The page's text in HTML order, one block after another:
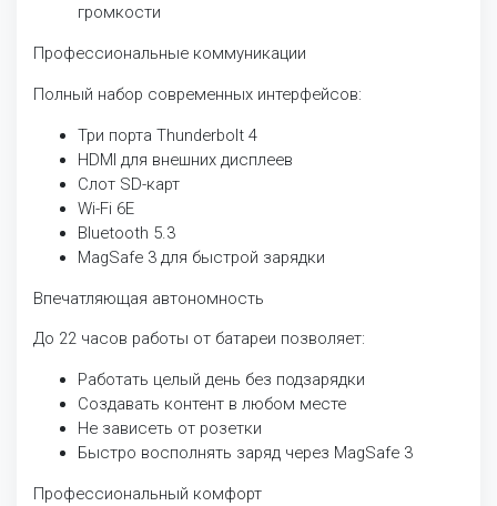
громкости
Профессиональные коммуникации
Полный набор современных интерфейсов:
Три порта Thunderbolt 4
HDMI для внешних дисплеев
Слот SD-карт
Wi-Fi 6E
Bluetooth 5.3
MagSafe 3 для быстрой зарядки
Впечатляющая автономность
До 22 часов работы от батареи позволяет:
Работать целый день без подзарядки
Создавать контент в любом месте
Не зависеть от розетки
Быстро восполнять заряд через MagSafe 3
Профессиональный комфорт